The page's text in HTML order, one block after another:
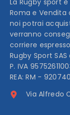
La Rugby sport
Roma e Vendita
noi potrai
verranno
corriere
Rugby Sport
P. IVA
REA: RM - 920740
Via Alfredo